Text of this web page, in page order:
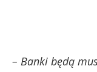
– Banki będą